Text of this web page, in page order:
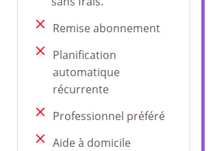
Remise abonnement
Planification
automatique
récurrente
Professionnel préféré
Aide à domicile